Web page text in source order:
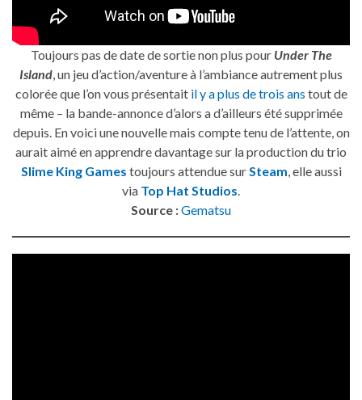
Toujours pas de date de sortie non plus pour Under The
Island, un jeu d’action/aventure à l’ambiance autrement plus
colorée que l’on vous présentait il y a plus de trois ans tout de
même – la bande-annonce d’alors a d’ailleurs été supprimée
depuis. En voici une nouvelle mais compte tenu de l’attente, on
aurait aimé en apprendre davantage sur la production du trio
Slime King Games toujours attendue surSteam, elle aussi
via Top Hat Studios.
Source :Gematsu